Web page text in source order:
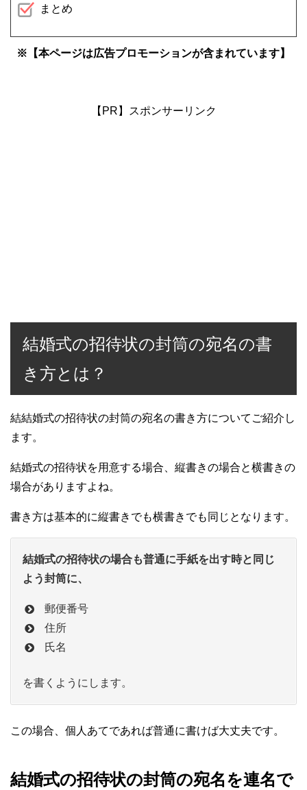
まとめ
※【本ページは広告プロモーションが含まれています】
【PR】スポンサーリンク
結婚式の招待状の封筒の宛名の書
き方とは？
結結婚式の招待状の封筒の宛名の書き方についてご紹介し
ます。
結婚式の招待状を用意する場合、縦書きの場合と横書きの
場合がありますよね。
書き方は基本的に縦書きでも横書きでも同じとなります。
結婚式の招待状の場合も普通に手紙を出す時と同じ
よう封筒に、
郵便番号
住所
氏名
を書くようにします。
この場合、個人あてであれば普通に書けば大丈夫です。
結婚式の招待状の封筒の宛名を連名で